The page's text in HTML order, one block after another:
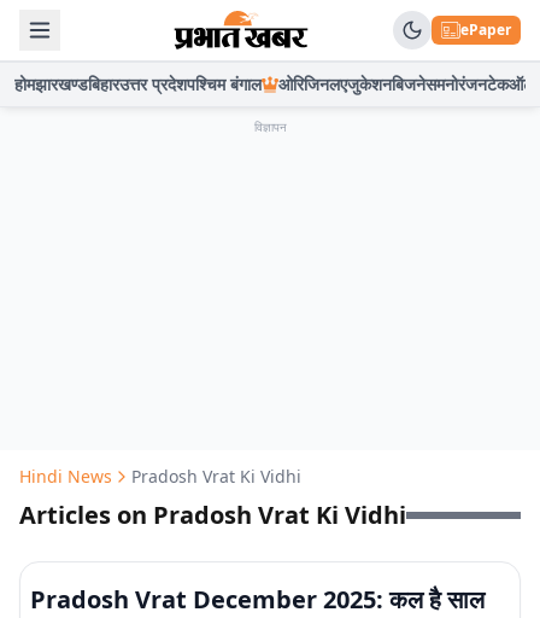
ePaper
होमझारखण्डबिहारउत्तर प्रदेशपश्चिम बंगाल ओरिजिनलएजुकेशनबिजनेसमनोरंजनटेकऑटो
विज्ञापन
Hindi News Pradosh Vrat Ki Vidhi
Articles on Pradosh Vrat Ki Vidhi
Pradosh Vrat December 2025: कल है साल